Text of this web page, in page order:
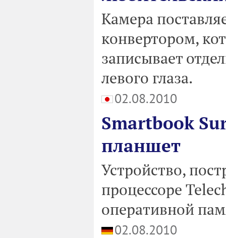
Камера
конвертором,
записывает
левого глаза.
02.08.2010
Smartbook
планшет
Устройство,
процессоре
оперативной
02.08.2010